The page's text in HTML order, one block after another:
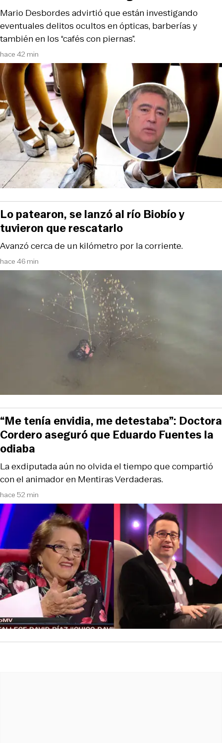
hace 42 min
Mario Desbordes advirtió que están investigando
eventuales delitos ocultos en ópticas, barberías y
también en los “cafés con piernas”.
hace 46 min
Avanzó cerca de un kilómetro por la corriente.
Lo patearon, se lanzó al río Biobío y
tuvieron que rescatarlo
hace 52 min
La exdiputada aún no olvida el tiempo que compartió
con el animador en Mentiras Verdaderas.
“Me tenía envidia, me detestaba”: Doctora
Cordero aseguró que Eduardo Fuentes la
odiaba